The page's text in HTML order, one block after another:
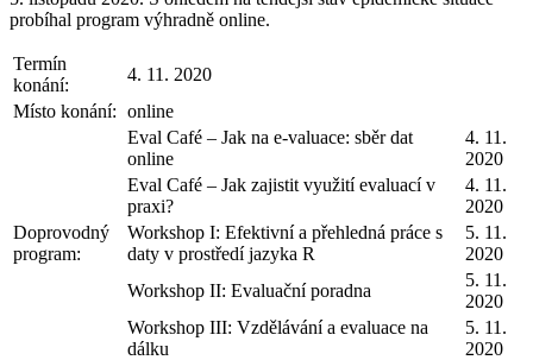
probíhal program výhradně online.
Termín
konání:
4. 11. 2020
Místo konání: online
Eval Café – Jak na e-valuace: sběr dat
online
4. 11.
2020
Eval Café – Jak zajistit využití evaluací v
praxi?
4. 11.
2020
Doprovodný
program:
Workshop I: Efektivní a přehledná práce s
daty v prostředí jazyka R
5. 11.
2020
Workshop II: Evaluační poradna
5. 11.
2020
Workshop III: Vzdělávání a evaluace na
dálku
5. 11.
2020